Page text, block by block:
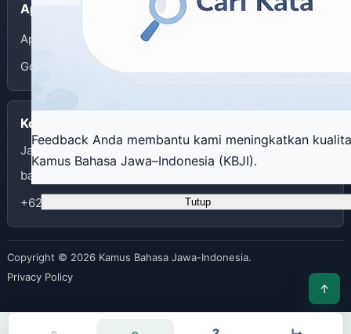
Feedback Anda membantu kami meningkatkan
Kamus Bahasa Jawa–Indonesia (KBJI).
Tutup
Aplikasi
App Store
Google Play
Kontak
Jalan I Dewa Nyoman Oka 34 Yogyakarta
balaibahasadiy@kemendikdasmen.go.id
+62274562070
Copyright © 2026 Kamus Bahasa Jawa-Indonesia.
Privacy Policy
↑